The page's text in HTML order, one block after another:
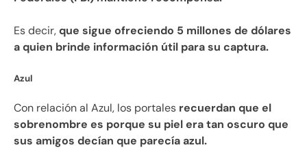
Es decir,que sigue ofreciendo 5 millones de dólares
a quien brinde información útil para su captura.
Azul
Con relación al Azul, los portales recuerdan que el
sobrenombre es porque su piel era tan oscuro que
sus amigos decían que parecía azul.